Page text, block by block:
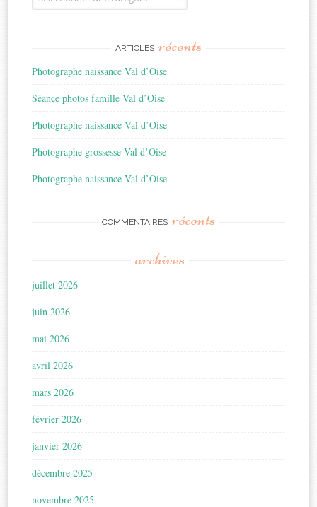
ARTICLES récents
Photographe naissance Val d’Oise
Séance photos famille Val d’Oise
Photographe naissance Val d’Oise
Photographe grossesse Val d’Oise
Photographe naissance Val d’Oise
COMMENTAIRES récents
archives
juillet 2026
juin 2026
mai 2026
avril 2026
mars 2026
février 2026
janvier 2026
décembre 2025
novembre 2025